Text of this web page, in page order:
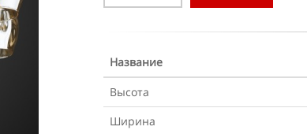
Название
Высота
Ширина